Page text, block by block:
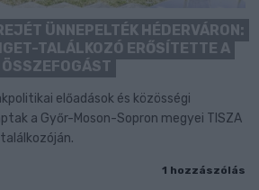
ÜNNEPELTÉK HÉDERVÁRON:
TALÁLKOZÓ ERŐSÍTETTE A
előadások és közösségi
a Győr-Moson-Sopron megyei TISZA
1 hozzászólás